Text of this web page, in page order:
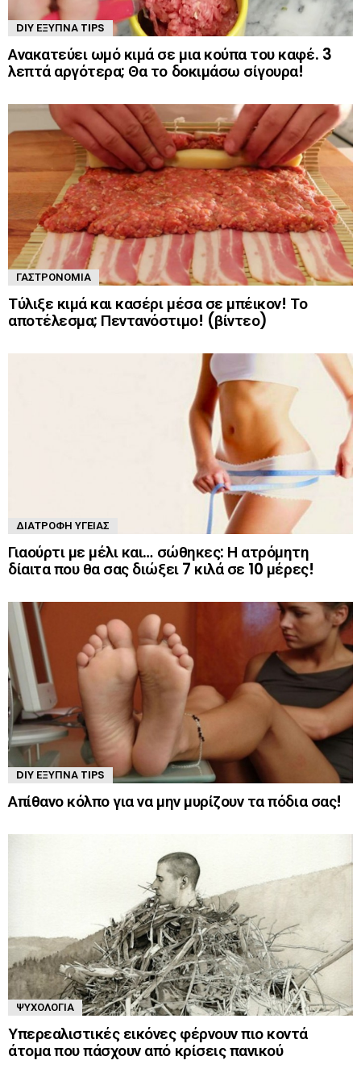
DIY ΈΞΥΠΝΑ TIPS
Ανακατεύει ωμό κιμά σε μια κούπα του καφέ. 3
λεπτά αργότερα; Θα το δοκιμάσω σίγουρα!
ΓΑΣΤΡΟΝΟΜΊΑ
Τύλιξε κιμά και κασέρι μέσα σε μπέικον! Το
αποτέλεσμα; Πεντανόστιμο! (βίντεο)
ΔΙΑΤΡΟΦΉ ΥΓΕΊΑΣ
Γιαούρτι με μέλι και… σώθηκες: Η ατρόμητη
δίαιτα που θα σας διώξει 7 κιλά σε 10 μέρες!
DIY ΈΞΥΠΝΑ TIPS
Απίθανο κόλπο για να μην μυρίζουν τα πόδια σας!
ΨΥΧΟΛΟΓΊΑ
Υπερεαλιστικές εικόνες φέρνουν πιο κοντά
άτομα που πάσχουν από κρίσεις πανικού